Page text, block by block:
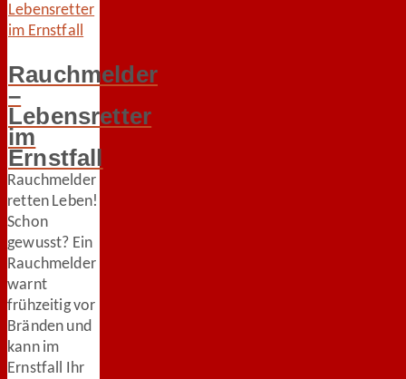
Rauchmelder
–
Lebensretter
im
Ernstfall
Rauchmelder
retten Leben!
Schon
gewusst? Ein
Rauchmelder
warnt
frühzeitig vor
Bränden und
kann im
Ernstfall Ihr